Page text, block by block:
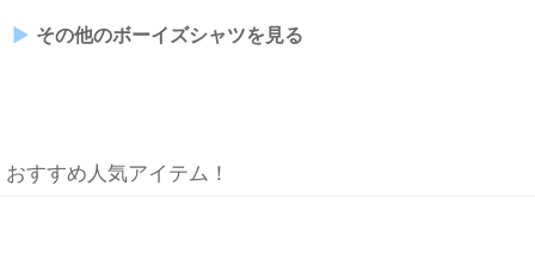
▶︎ その他のボーイズシャツを見る
おすすめ人気アイテム！